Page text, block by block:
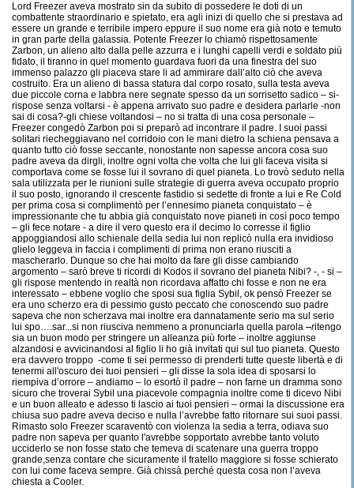
Lord Freezer aveva mostrato sin da subito di possedere le doti di un
combattente straordinario e spietato, era agli inizi di quello che si prestava ad
essere un grande e terribile impero eppure il suo nome era già noto e temuto
in gran parte della galassia. Potente Freezer lo chiamò rispettosamente
Zarbon, un alieno alto dalla pelle azzurra e i lunghi capelli verdi e soldato più
fidato, il tiranno in quel momento guardava fuori da una finestra del suo
immenso palazzo gli piaceva stare li ad ammirare dall’alto ciò che aveva
costruito. Era un alieno di bassa statura dal corpo rosato, sulla testa aveva
due piccole corna e labbra nere segnate spesso da un sorrisetto sadico – si-
rispose senza voltarsi - è appena arrivato suo padre e desidera parlarle -non
sai di cosa?-gli chiese voltandosi – no si tratta di una cosa personale –
Freezer congedò Zarbon poi si preparò ad incontrare il padre. I suoi passi
solitari riecheggiavano nel corridoio con le mani dietro la schiena pensava a
quanto tutto ciò fosse seccante, nonostante non sapesse ancora cosa suo
padre aveva da dirgli, inoltre ogni volta che volta che lui gli faceva visita si
comportava come se fosse lui il sovrano di quel pianeta. Lo trovò seduto nella
sala utilizzata per le riunioni sulle strategie di guerra aveva occupato proprio
il suo posto, ignorando il crescente fastidio si sedette di fronte a lui e Re Cold
per prima cosa si complimentò per l’ennesimo pianeta conquistato – è
impressionante che tu abbia già conquistato nove pianeti in così poco tempo
– gli fece notare - a dire il vero questo era il decimo lo corresse il figlio
appoggiandosi allo schienale della sedia lui non replicò nulla era invidioso
glielo leggeva in faccia i complimenti di prima non erano riusciti a
mascherarlo. Dunque so che hai molto da fare gli disse cambiando
argomento – sarò breve ti ricordi di Kodos il sovrano del pianeta Nibi? -, - si –
gli rispose mentendo in realtà non ricordava affatto chi fosse e non ne era
interessato – ebbene voglio che sposi sua figlia Sybil, ok pensò Freezer se
era uno scherzo era di pessimo gusto peccato che conoscendo suo padre
sapeva che non scherzava mai inoltre era dannatamente serio ma sul serio
lui spo….sar...si non riusciva nemmeno a pronunciarla quella parola -ritengo
sia un buon modo per stringere un alleanza più forte – inoltre aggiunse
alzandosi e avvicinandosi al figlio li ho già invitati qui sul tuo pianeta. Questo
era davvero troppo -come ti sei permesso di prenderti tutte queste libertà e di
tenermi all'oscuro dei tuoi pensieri – gli disse la sola idea di sposarsi lo
riempiva d’orrore – andiamo – lo esortò il padre – non farne un dramma sono
sicuro che troverai Sybil una piacevole compagnia inoltre come ti dicevo Nibi
e un buon alleato e adesso ti lascio ai tuoi pensieri – ormai la discussione era
chiusa suo padre aveva deciso e nulla l’avrebbe fatto ritornare sui suoi passi.
Rimasto solo Freezer scaraventò con violenza la sedia a terra, odiava suo
padre non sapeva per quanto l'avrebbe sopportato avrebbe tanto voluto
ucciderlo se non fosse stato che temeva di scatenare una guerra troppo
grande,senza contare che sicuramente il fratello maggiore si fosse schierato
con lui come faceva sempre. Già chissà perché questa cosa non l’aveva
chiesta a Cooler.